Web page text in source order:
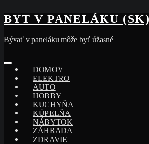
Skip
to
BYT V PANELÁKU (SK)
Bývať v paneláku môže byť úžasné
DOMOV
ELEKTRO
AUTO
HOBBY
KUCHYŇA
KÚPELŇA
NÁBYTOK
ZÁHRADA
ZDRAVIE